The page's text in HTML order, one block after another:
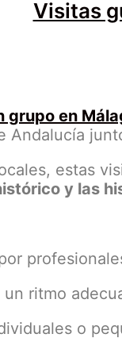
Visitas
grupo en
Andalucía
estas
y las
ritmo
o